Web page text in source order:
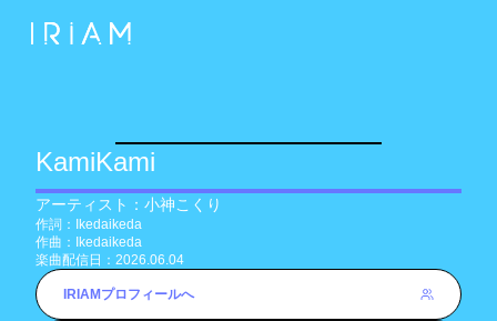
KamiKami
アーティスト： 小神こくり
作詞：
Ikedaikeda
作曲：
Ikedaikeda
楽曲配信日： 2026.06.04
IRIAMプロフィールへ